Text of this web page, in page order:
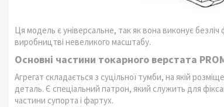
Ця модель є універсальне, так як вона виконує
виробництві невеликого масштабу.
Основні частини токарного верстата
Агрегат складається з суцільної тумби, на якій
деталь. Є спеціальний патрон, який служить для
частини супорта і фартух.